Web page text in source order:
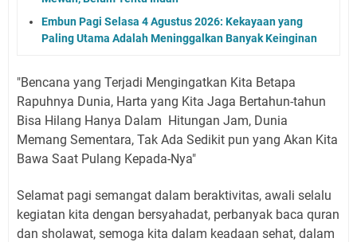
Embun Pagi Selasa 4 Agustus 2026: Kekayaan yang
Paling Utama Adalah Meninggalkan Banyak Keinginan
"Bencana yang Terjadi Mengingatkan Kita Betapa
Rapuhnya Dunia, Harta yang Kita Jaga Bertahun-tahun
Bisa Hilang Hanya Dalam Hitungan Jam, Dunia
Memang Sementara, Tak Ada Sedikit pun yang Akan Kita
Bawa Saat Pulang Kepada-Nya"
Selamat pagi semangat dalam beraktivitas, awali selalu
kegiatan kita dengan bersyahadat, perbanyak baca quran
dan sholawat, semoga kita dalam keadaan sehat, dalam